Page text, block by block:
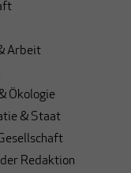
Arbeit
Ökologie
& Staat
Redaktion